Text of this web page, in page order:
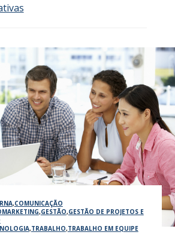
,COMUNICAÇÃO
,GESTÃO,GESTÃO DE PROJETOS E
,TRABALHO,TRABALHO EM EQUIPE